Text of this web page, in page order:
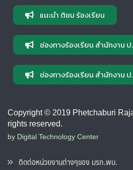
แนะนำ ติชม ร้องเรียน
ช่องทางร้องเรียน สำนักงาน
ช่องทางร้องเรียน สำนักงาน
Copyright © 2019 Phetchaburi
rights reserved.
by Digital Technology Center
ติดต่อหน่วยงานต่างๆของ มรภ.พบ.